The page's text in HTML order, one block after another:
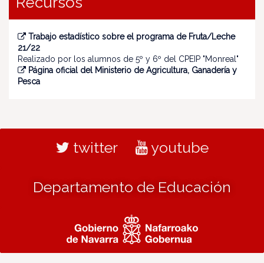
Trabajo estadístico sobre el programa de Fruta/Leche
21/22
Realizado por los alumnos de 5º y 6º del CPEIP "Monreal"
Página oficial del Ministerio de Agricultura, Ganadería y
Pesca
twitter youtube
Departamento de Educación